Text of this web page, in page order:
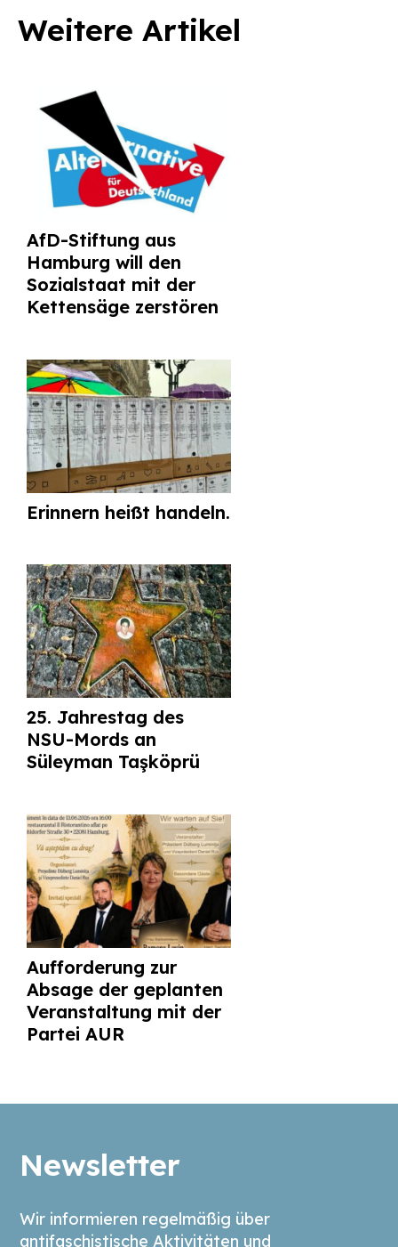
Weitere Artikel
AfD-Stiftung aus
Hamburg will den
Sozialstaat mit der
Kettensäge zerstören
Erinnern heißt handeln.
25. Jahrestag des
NSU-Mords an
Süleyman Taşköprü
Aufforderung zur
Absage der geplanten
Veranstaltung mit der
Partei AUR
Newsletter
Wir informieren regelmäßig über
antifaschistische Aktivitäten und